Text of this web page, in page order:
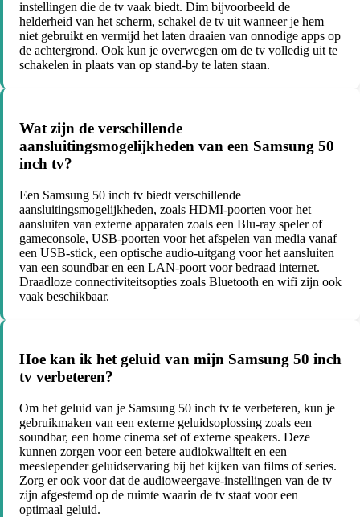
instellingen die de tv vaak biedt. Dim bijvoorbeeld de
helderheid van het scherm, schakel de tv uit wanneer je hem
niet gebruikt en vermijd het laten draaien van onnodige apps op
de achtergrond. Ook kun je overwegen om de tv volledig uit te
schakelen in plaats van op stand-by te laten staan.
Wat zijn de verschillende
aansluitingsmogelijkheden van een Samsung 50
inch tv?
Een Samsung 50 inch tv biedt verschillende
aansluitingsmogelijkheden, zoals HDMI-poorten voor het
aansluiten van externe apparaten zoals een Blu-ray speler of
gameconsole, USB-poorten voor het afspelen van media vanaf
een USB-stick, een optische audio-uitgang voor het aansluiten
van een soundbar en een LAN-poort voor bedraad internet.
Draadloze connectiviteitsopties zoals Bluetooth en wifi zijn ook
vaak beschikbaar.
Hoe kan ik het geluid van mijn Samsung 50 inch
tv verbeteren?
Om het geluid van je Samsung 50 inch tv te verbeteren, kun je
gebruikmaken van een externe geluidsoplossing zoals een
soundbar, een home cinema set of externe speakers. Deze
kunnen zorgen voor een betere audiokwaliteit en een
meeslepender geluidservaring bij het kijken van films of series.
Zorg er ook voor dat de audioweergave-instellingen van de tv
zijn afgestemd op de ruimte waarin de tv staat voor een
optimaal geluid.